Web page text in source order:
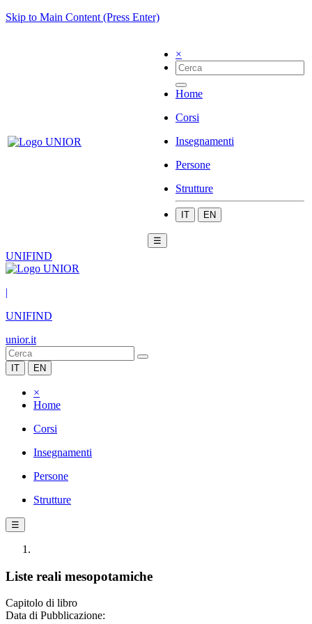
Skip to Main Content (Press Enter)
×
Home
Corsi
Insegnamenti
Persone
Strutture
IT EN
☰
UNIFIND
|
UNIFIND
unior.it
IT EN
×
Home
Corsi
Insegnamenti
Persone
Strutture
☰
Liste reali mesopotamiche
Capitolo di libro
Data di Pubblicazione: